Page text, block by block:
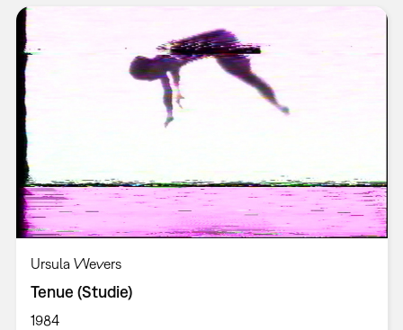
Ursula Wevers
Tenue (Studie)
1984